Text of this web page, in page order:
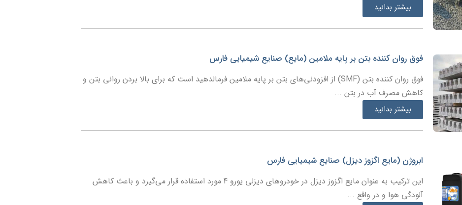
بیشتر بدانید
فوق روان کننده بتن بر پایه ملامین (مایع) صنایع شیمیایی فارس
فوق روان کننده بتن (SMF) از افزودنی‌های بتن بر پایه ملامین فرمالدهید است که برای بالا بردن روانی بتن و
کاهش مصرف آب در بتن ...
بیشتر بدانید
ابروژن (مایع اگزوز دیزل) صنایع شیمیایی فارس
این ترکیب به عنوان مایع اگزوز دیزل در خودروهای دیزلی یورو 4 مورد استفاده قرار می‌گیرد و باعث کاهش
آلودگی هوا و در واقع ...